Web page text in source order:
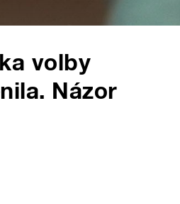
volby
Názor